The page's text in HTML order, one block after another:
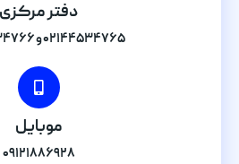
دفتر مرکزی
۰۲۱۴۴۵۳۴۷۶۵ و ۰۲۱۴۴۵۳۴۷۶۶
موبایل
۰۹۱۲۱۸۸۶۹۲۸